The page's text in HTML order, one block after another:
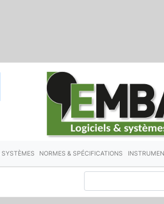
SYSTÈMES NORMES & SPÉCIFICATIONS